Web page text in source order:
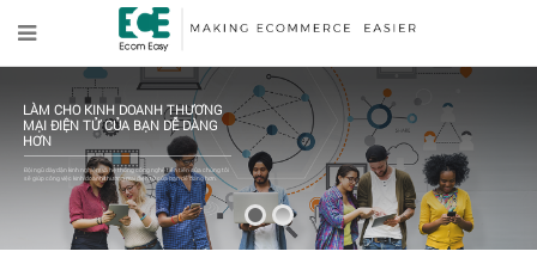
LÀM CHO KINH DOANH THƯƠNG
MẠI ĐIỆN TỬ CỦA BẠN DỄ DÀNG
HƠN
Đội ngũ dày dặn kinh nghiệm và hệ thống công nghệ tiên tiến của chúng tôi
sẽ giúp công việc kinh doanh thương mại điện tử của bạn dễ dàng hơn.